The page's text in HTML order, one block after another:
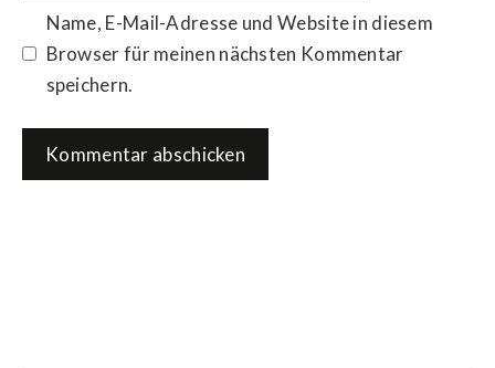
Name, E-Mail-Adresse und Website in diesem
Browser für meinen nächsten Kommentar
speichern.